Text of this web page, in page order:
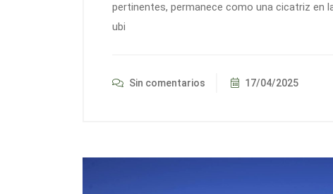
pertinentes, permanece como una cicatriz en
ubi
Sin comentarios 17/04/2025